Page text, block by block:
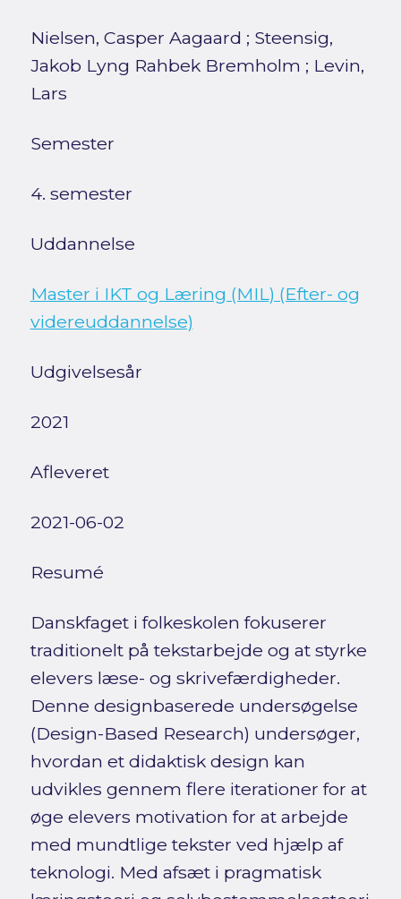
Nielsen, Casper Aagaard ; Steensig,
Jakob Lyng Rahbek Bremholm ; Levin,
Lars
Semester
4. semester
Uddannelse
Master i IKT og Læring (MIL) (Efter- og
videreuddannelse)
Udgivelsesår
2021
Afleveret
2021-06-02
Resumé
Danskfaget i folkeskolen fokuserer
traditionelt på tekstarbejde og at styrke
elevers læse- og skrivefærdigheder.
Denne designbaserede undersøgelse
(Design-Based Research) undersøger,
hvordan et didaktisk design kan
udvikles gennem flere iterationer for at
øge elevers motivation for at arbejde
med mundtlige tekster ved hjælp af
teknologi. Med afsæt i pragmatisk